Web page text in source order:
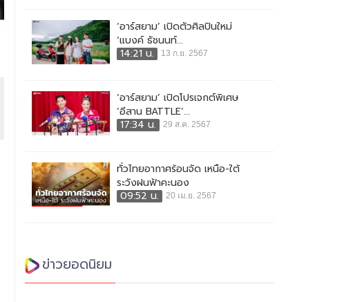
‘อาร์สยาม’ เปิดตัวศิลปินใหม่
‘แบงค์ ธัชนนท์...
14:21 น.
13 ก.ย. 2567
‘อาร์สยาม’ เปิดโปรเจกต์พิเศษ
‘อีสาน BATTLE’...
17:34 น.
29 ส.ค. 2567
ทั่วไทยอากาศร้อนจัด เหนือ-ใต้
ระวังฝนฟ้าคะนอง
09:52 น.
20 เม.ย. 2567
ข่าวยอดนิยม